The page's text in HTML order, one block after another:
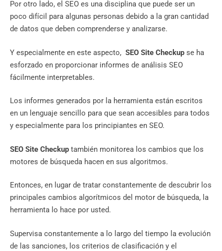
Por otro lado, el SEO es una disciplina que puede ser un
poco difícil para algunas personas debido a la gran cantidad
de datos que deben comprenderse y analizarse.
Y especialmente en este aspecto, SEO Site Checkup se ha
esforzado en proporcionar informes de análisis SEO
fácilmente interpretables.
Los informes generados por la herramienta están escritos
en un lenguaje sencillo para que sean accesibles para todos
y especialmente para los principiantes en SEO.
SEO Site Checkup también monitorea los cambios que los
motores de búsqueda hacen en sus algoritmos.
Entonces, en lugar de tratar constantemente de descubrir los
principales cambios algorítmicos del motor de búsqueda, la
herramienta lo hace por usted.
Supervisa constantemente a lo largo del tiempo la evolución
de las sanciones, los criterios de clasificación y el